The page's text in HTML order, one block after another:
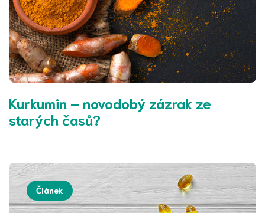
Kurkumin – novodobý zázrak ze
starých časů?
Článek